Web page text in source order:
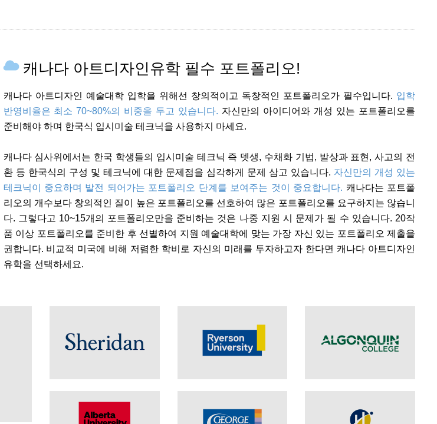
캐나다 아트디자인유학 필수 포트폴리오!
캐나다 아트디자인 예술대학 입학을 위해선 창의적이고 독창적인 포트폴리오가 필수입니다. 입학
반영비율은 최소 70~80%의 비중을 두고 있습니다. 자신만의 아이디어와 개성 있는 포트폴리오를
준비해야 하며 한국식 입시미술 테크닉을 사용하지 마세요.
캐나다 심사위에서는 한국 학생들의 입시미술 테크닉 즉 뎃생, 수채화 기법, 발상과 표현, 사고의 전
환 등 한국식의 구성 및 테크닉에 대한 문제점을 심각하게 문제 삼고 있습니다. 자신만의 개성 있는
테크닉이 중요하며 발전 되어가는 포트폴리오 단계를 보여주는 것이 중요합니다. 캐나다는 포트폴
리오의 개수보다 창의적인 질이 높은 포트폴리오를 선호하여 많은 포트폴리오를 요구하지는 않습니
다. 그렇다고 10~15개의 포트폴리오만을 준비하는 것은 나중 지원 시 문제가 될 수 있습니다. 20작
품 이상 포트폴리오를 준비한 후 선별하여 지원 예술대학에 맞는 가장 자신 있는 포트폴리오 제출을
권합니다. 비교적 미국에 비해 저렴한 학비로 자신의 미래를 투자하고자 한다면 캐나다 아트디자인
유학을 선택하세요.